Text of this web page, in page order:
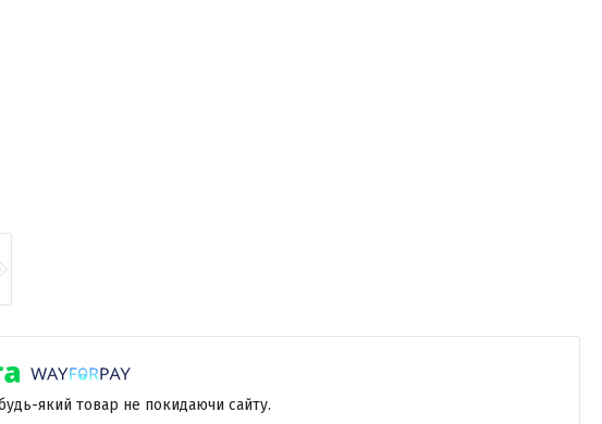
який товар не покидаючи сайту.